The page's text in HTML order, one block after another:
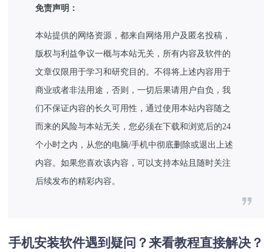
免责声明：
本站提供的网络资源，都来自网络用户及匿名投稿，
版权与利益争议一概与本站无关，所有内容及软件的
文章仅限用于学习和研究目的。不得将上述内容用于
商业或者非法用途，否则，一切后果请用户自负，我
们不保证内容的长久可用性，通过使用本站内容随之
而来的风险与本站无关，您必须在下载和浏览后的24
个小时之内，从您的电脑/手机中彻底删除或退出上述
内容。如果您喜欢该内容，可以支持本站且随时关注
后续发布的精彩内容。
手机安装软件遇到疑问？来看教程直接解决？